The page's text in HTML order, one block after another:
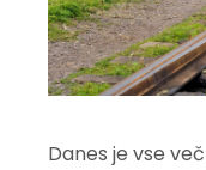
Danes je vse